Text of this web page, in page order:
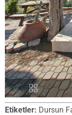
Etiketler: Dursun